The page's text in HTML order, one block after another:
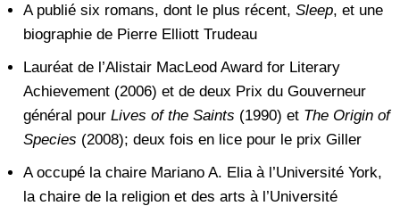
A publié six romans, dont le plus récent, Sleep, et une
biographie de Pierre Elliott Trudeau
Lauréat de l’Alistair MacLeod Award for Literary
Achievement (2006) et de deux Prix du Gouverneur
général pour Lives of the Saints (1990) et The Origin of
Species (2008); deux fois en lice pour le prix Giller
A occupé la chaire Mariano A. Elia à l’Université York,
la chaire de la religion et des arts à l’Université